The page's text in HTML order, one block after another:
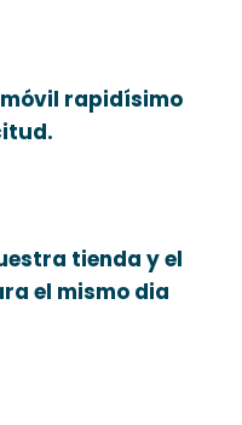
móvil rapidísimo
tienda y el
el mismo dia